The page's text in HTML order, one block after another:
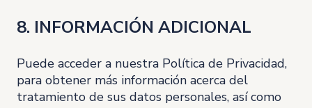
8. INFORMACIÓN ADICIONAL
Puede acceder a nuestra Política de Privacidad,
para obtener más información acerca del
tratamiento de sus datos personales, así como